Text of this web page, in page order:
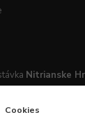
Nitrianske
Cookies